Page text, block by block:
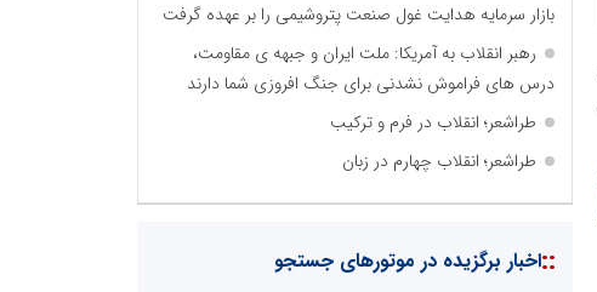
بازار سرمایه هدایت غول صنعت پتروشیمی را بر عهده گرفت
رهبر انقلاب به آمریکا: ملت ایران و جبهه ی مقاومت،
درس های فراموش نشدنی برای جنگ افروزی شما دارند
طراشعر؛ انقلاب در فرم و ترکیب
طراشعر؛ انقلاب چهارم در زبان
::اخبار برگزیده در موتورهای جستجو